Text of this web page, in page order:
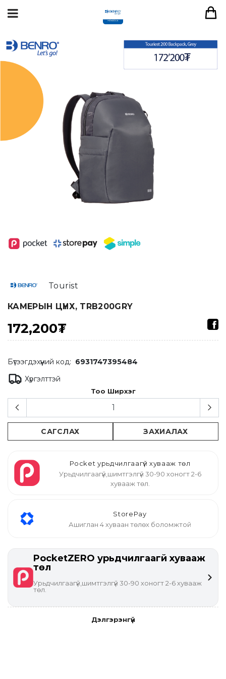
Tourist
КАМЕРЫН ЦҮНХ, TRB200GRY
172,200₮
Бүтээгдэхүүний код: 6931747395484
Хүргэлттэй
Тоо Ширхэг
САГСЛАХ ЗАХИАЛАХ
Pocket урьдчилгаагүй хувааж төл
Урьдчилгаагүй,шимтгэлгүй 30-90 хоногт 2-6
хувааж төл.
StorePay
Ашиглан 4 хуваан төлөх боломжтой
PocketZERO урьдчилгаагүй хувааж
төл
Урьдчилгаагүй,шимтгэлгүй 30-90 хоногт 2-6 хувааж
төл.
Дэлгэрэнгүй